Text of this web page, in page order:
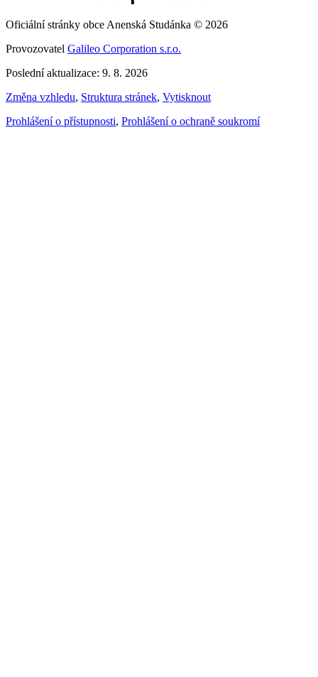
Oficiální stránky obce Anenská Studánka © 2026
Provozovatel Galileo Corporation s.r.o.
Poslední aktualizace: 9. 8. 2026
Změna vzhledu, Struktura stránek, Vytisknout
Prohlášení o přístupnosti, Prohlášení o ochraně soukromí